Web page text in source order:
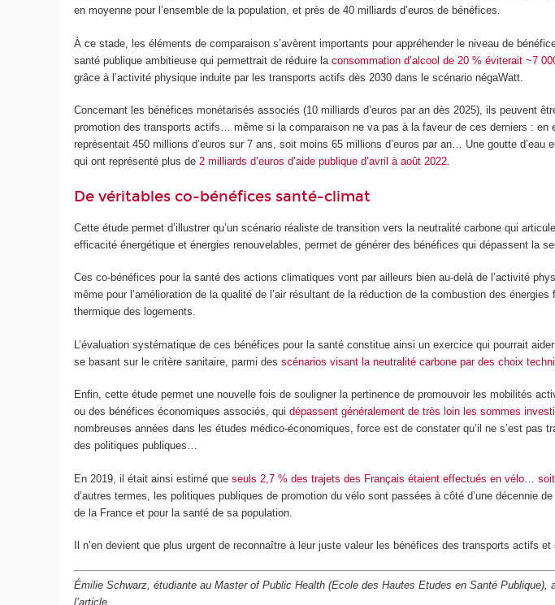
en moyenne pour l’ensemble de la population, et près de 40 milliards d’euros de bénéfices.
À ce stade, les éléments de comparaison s’avèrent importants pour appréhender le niveau de
santé publique ambitieuse qui permettrait de réduire laconsommation d’alcool de 20 % éviterait ~7
grâce à l’activité physique induite par les transports actifs dès 2030 dans le scénario négaWatt.
Concernant les bénéfices monétarisés associés (10 milliards d’euros par an dès 2025), ils peuvent
promotion des transports actifs… même si la comparaison ne va pas à la faveur de ces derniers : en
représentait 450 millions d’euros sur 7 ans, soit moins 65 millions d’euros par an… Une goutte d’eau
qui ont représenté plus de2 milliards d’euros d’aide publique d’avril à août 2022.
De véritables co-bénéfices santé-climat
Cette étude permet d’illustrer qu’un scénario réaliste de transition vers la neutralité carbone qui
efficacité énergétique et énergies renouvelables, permet de générer des bénéfices qui dépassent la
Ces co-bénéfices pour la santé des actions climatiques vont par ailleurs bien au-delà de l’activité
même pour l’amélioration de la qualité de l’air résultant de la réduction de la combustion des
thermique des logements.
L’évaluation systématique de ces bénéfices pour la santé constitue ainsi un exercice qui pourrait
se basant sur le critère sanitaire, parmi desscénarios visant la neutralité carbone par des choix
Enfin, cette étude permet une nouvelle fois de souligner la pertinence de promouvoir les mobilités
ou des bénéfices économiques associés, quidépassent généralement de très loin les sommes
nombreuses années dans les études médico-économiques, force est de constater qu’il ne s’est pas
des politiques publiques…
En 2019, il était ainsi estimé queseuls 2,7 % des trajets des Français étaient effectués en vélo…
d’autres termes, les politiques publiques de promotion du vélo sont passées à côté d’une décennie
de la France et pour la santé de sa population.
Il n’en devient que plus urgent de reconnaître à leur juste valeur les bénéfices des transports actifs
Émilie Schwarz, étudiante au Master of Public Health (Ecole des Hautes Etudes en Santé Publique),
l’article.